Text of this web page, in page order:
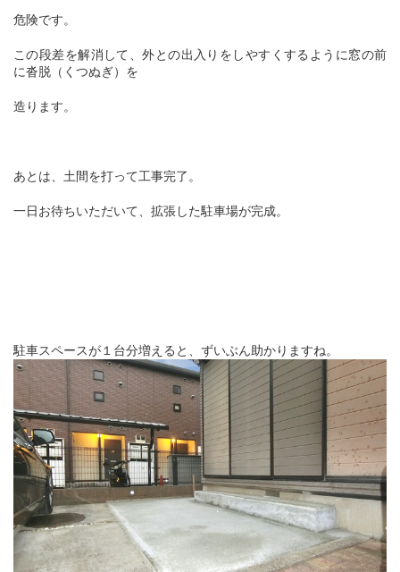
危険です。
この段差を解消して、外との出入りをしやすくするように窓の前
に沓脱（くつぬぎ）を
造ります。
あとは、土間を打って工事完了。
一日お待ちいただいて、拡張した駐車場が完成。
駐車スペースが１台分増えると、ずいぶん助かりますね。